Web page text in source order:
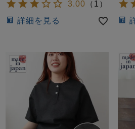
すべての季節のパジャマ一
ガールズ上着
単品
ガールズ
ン単品
3.00 （ 1 ）
詳細を見る